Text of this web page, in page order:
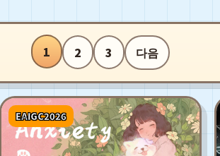
surprises.
1 2 3 다음
EAIGC2026